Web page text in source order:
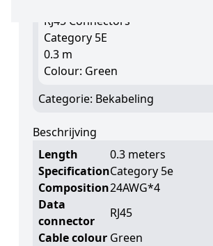
Ethernet
RJ45 Connectors
Category 5E
0.3 m
Colour: Green
Categorie: Bekabeling
Beschrijving
Length
0.3 meters
SpecificationCategory 5e
Composition24AWG*4
Data
connector
RJ45
Cable colour Green